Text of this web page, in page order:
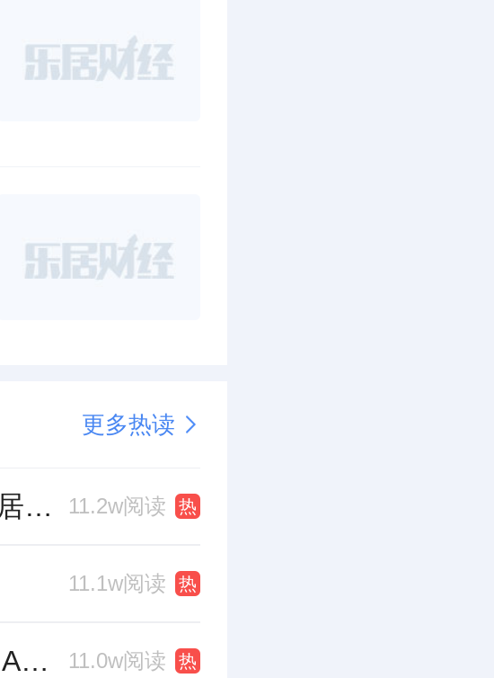
更多热读
跨界存储测试未落定，爱丽家居复牌前自揭多重风险 11.2w阅读 热
11.1w阅读 热
冲刺2026年末开业！东外39MALL全球招商启幕，重构东直门商圈格局 11.0w阅读 热